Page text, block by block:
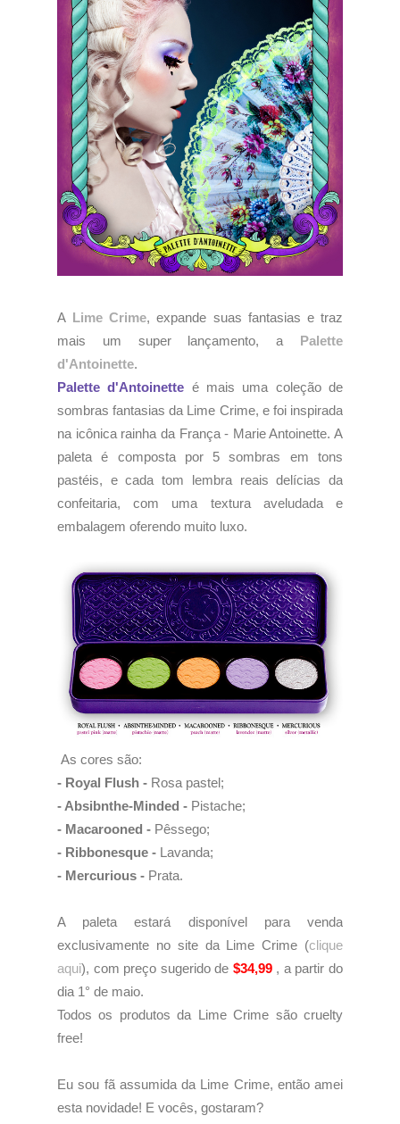
A Lime Crime, expande suas fantasias e traz
mais um super lançamento, a Palette
d'Antoinette.
Palette d'Antoinette é mais uma coleção de
sombras fantasias da Lime Crime, e foi inspirada
na icônica rainha da França - Marie Antoinette. A
paleta é composta por 5 sombras em tons
pastéis, e cada tom lembra reais delícias da
confeitaria, com uma textura aveludada e
embalagem oferendo muito luxo.
As cores são:
- Royal Flush - Rosa pastel;
- Absibnthe-Minded - Pistache;
- Macarooned - Pêssego;
- Ribbonesque - Lavanda;
- Mercurious - Prata.
A paleta estará disponível para venda
exclusivamente no site da Lime Crime (clique
aqui), com preço sugerido de $34,99, a partir do
dia 1° de maio.
Todos os produtos da Lime Crime são cruelty
free!
Eu sou fã assumida da Lime Crime, então amei
esta novidade! E vocês, gostaram?